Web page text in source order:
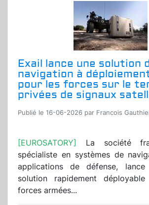
Exail lance une solution
navigation à
pour les forces sur le
privées de signaux
Publié le 16-06-2026 par Francois
[EUROSATORY] La société
spécialiste en systèmes de
applications de défense,
solution rapidement
forces armées...